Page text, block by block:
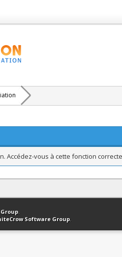
Accédez-vous à cette fonction
en haut Version bas-débit
Group.
Software Group.